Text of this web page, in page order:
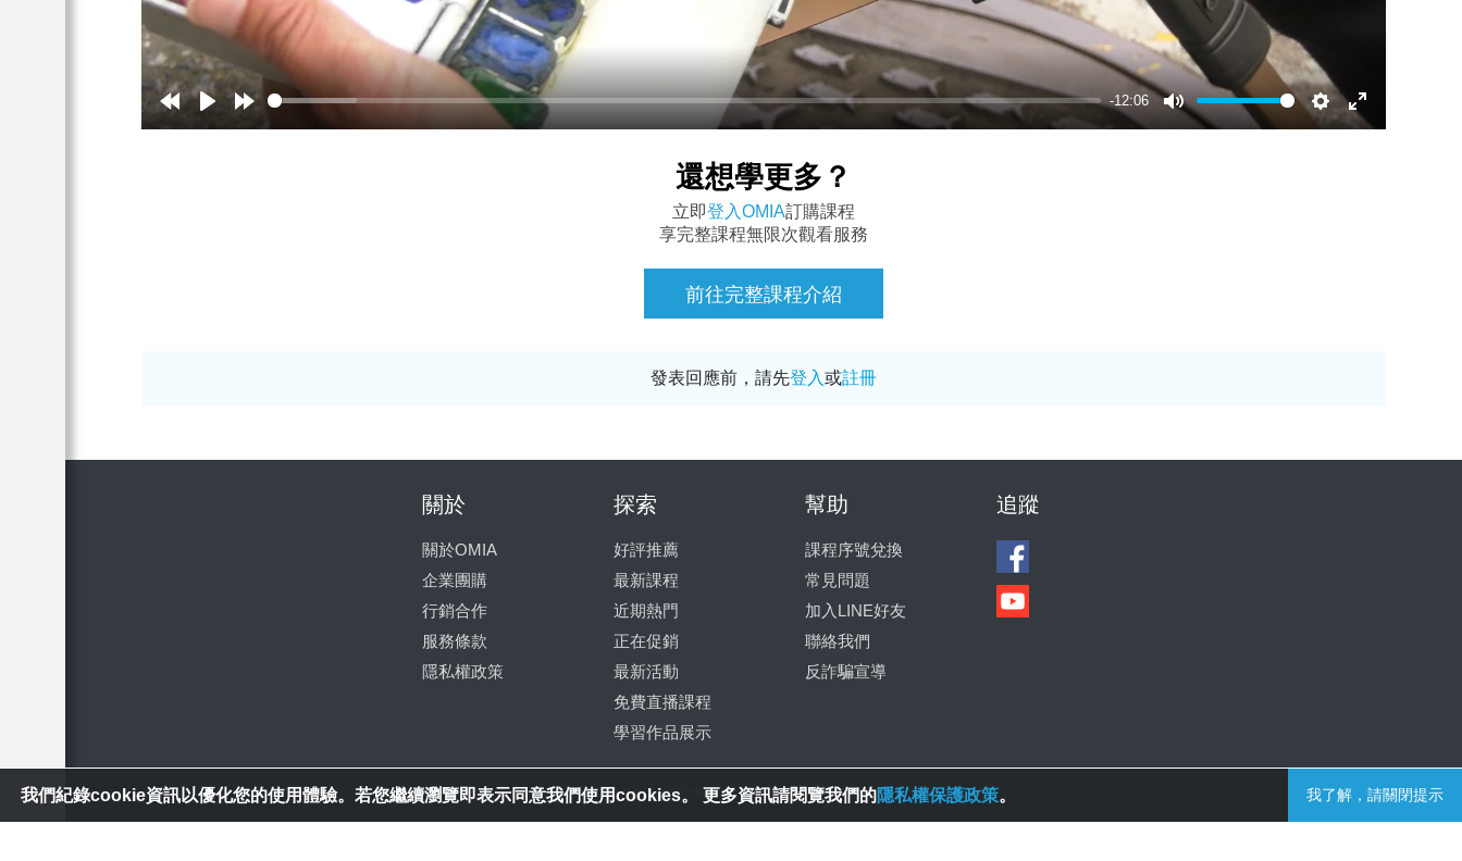
-12:06
還想學更多？
立即登入OMIA訂購課程
享完整課程無限次觀看服務
前往完整課程介紹
發表回應前，請先登入或註冊
關於
關於OMIA
企業團購
行銷合作
服務條款
隱私權政策
探索
好評推薦
最新課程
近期熱門
正在促銷
最新活動
免費直播課程
學習作品展示
幫助
課程序號兌換
常見問題
加入LINE好友
聯絡我們
反詐騙宣導
追蹤
© 2025 Spring House Entertainment Tech. Inc. All Rights Reserved.
我們紀錄cookie資訊以優化您的使用體驗。若您繼續瀏覽即表示同意我們使用cookies。 更多資訊請閱覽我們的隱私權保護政策。 我了解，請關閉提示